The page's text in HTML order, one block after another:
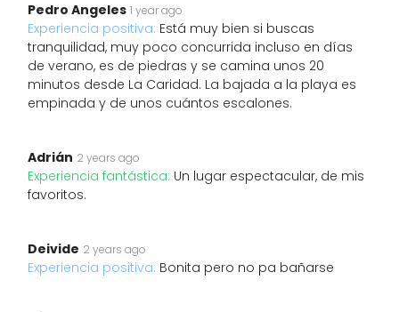
Pedro Angeles 1 year ago
Experiencia positiva: Está muy bien si buscas
tranquilidad, muy poco concurrida incluso en días
de verano, es de piedras y se camina unos 20
minutos desde La Caridad. La bajada a la playa es
empinada y de unos cuántos escalones.
Adrián 2 years ago
Experiencia fantástica: Un lugar espectacular, de mis
favoritos.
Deivide 2 years ago
Experiencia positiva: Bonita pero no pa bañarse